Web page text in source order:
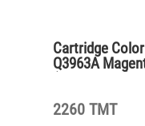
Cartridge
Q3963A
2260 TMT